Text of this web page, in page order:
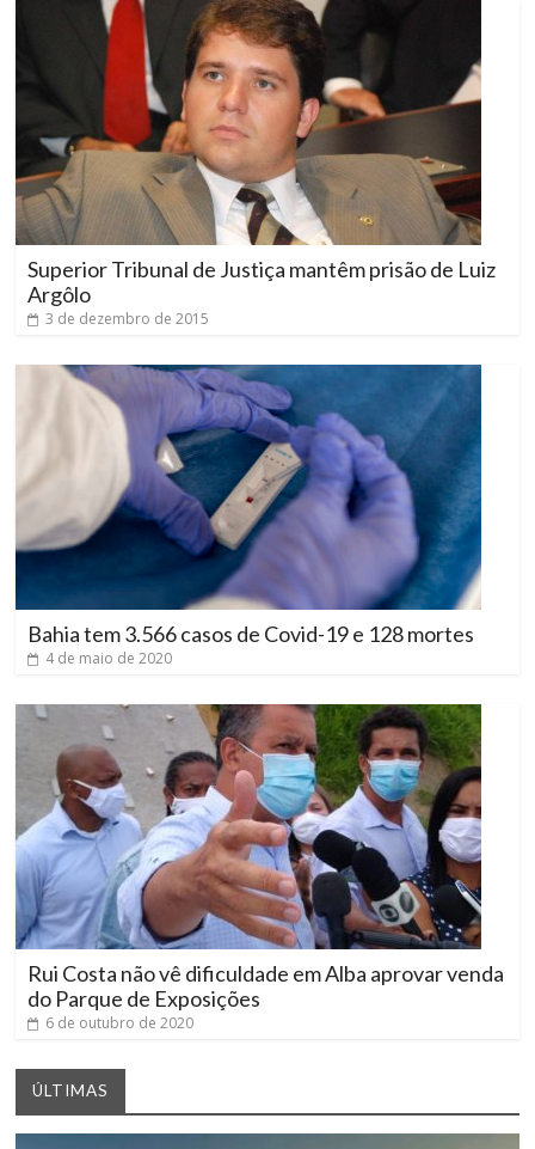
Superior Tribunal de Justiça mantêm prisão de Luiz
Argôlo
3 de dezembro de 2015
Bahia tem 3.566 casos de Covid-19 e 128 mortes
4 de maio de 2020
Rui Costa não vê dificuldade em Alba aprovar venda
do Parque de Exposições
6 de outubro de 2020
ÚLTIMAS